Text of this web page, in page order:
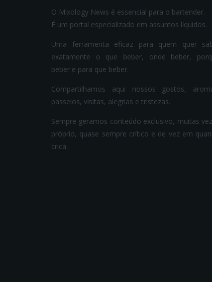
O Mixology News é essencial para o bartender.
É um portal especializado em assuntos líquidos.
Uma ferramenta eficaz para quem quer
exatamente o que beber, onde beber,
beber e para que beber.
Compartilhamos aqui nossos gostos,
passeios, visitas, alegrias e tristezas.
Sempre geramos conteúdo exclusivo, muitas
próprio, quase sempre crítico e de vez em
crica.